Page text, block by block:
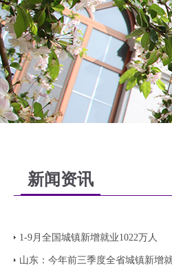
新闻资讯
1-9月全国城镇新增就业1022万人
山东：今年前三季度全省城镇新增